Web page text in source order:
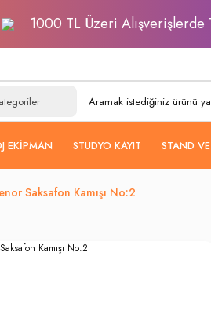
1000 TL Üzeri
EKIPMAN STUDYO KAYIT STAND
Saksafon Kamışı No:2